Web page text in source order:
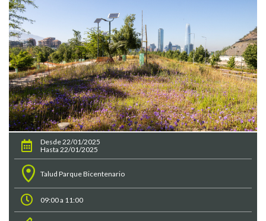
Desde 22/01/2025
Hasta 22/01/2025
Talud Parque Bicentenario
09:00 a 11:00